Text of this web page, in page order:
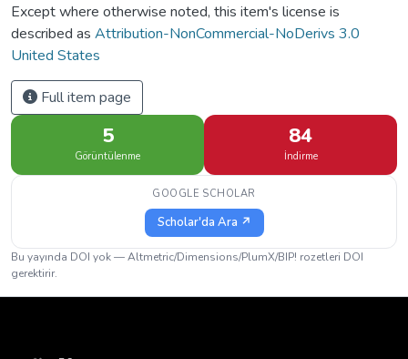
Except where otherwise noted, this item's license is
described as Attribution-NonCommercial-NoDerivs 3.0
United States
Full item page
5
Görüntülenme
84
İndirme
GOOGLE SCHOLAR
Scholar'da Ara ↗
Bu yayında DOI yok — Altmetric/Dimensions/PlumX/BIP! rozetleri DOI
gerektirir.